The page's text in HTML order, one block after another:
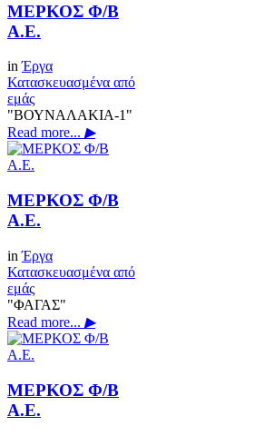
ΜΕΡΚΟΣ Φ/Β
Α.Ε.
in Έργα
Κατασκευασμένα από
εμάς
"ΒΟΥΝΑΛΑΚΙΑ-1"
Read more... ▶
ΜΕΡΚΟΣ Φ/Β
Α.Ε.
in Έργα
Κατασκευασμένα από
εμάς
"ΦΑΓΑΣ"
Read more... ▶
ΜΕΡΚΟΣ Φ/Β
Α.Ε.